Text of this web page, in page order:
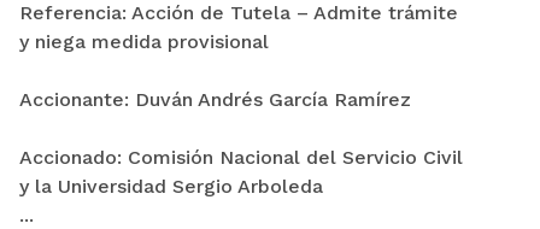
Referencia: Acción de Tutela – Admite trámite
y niega medida provisional
Accionante: Duván Andrés García Ramírez
Accionado: Comisión Nacional del Servicio Civil
y la Universidad Sergio Arboleda
...